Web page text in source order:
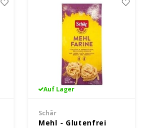
Auf Lager
Schär
Mehl - Glutenfrei